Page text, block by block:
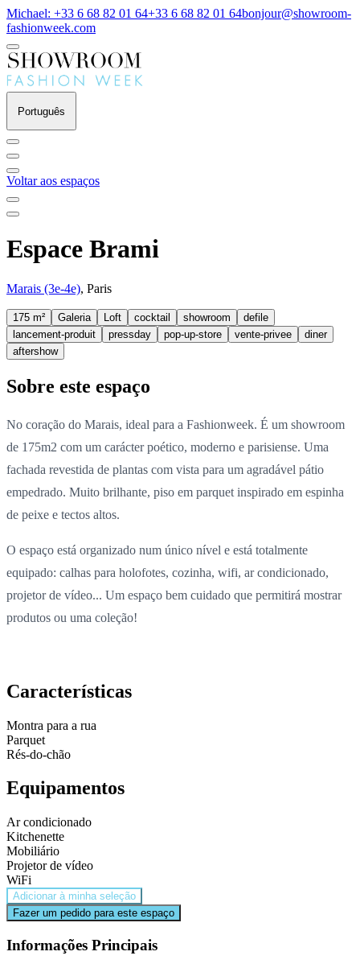
Michael: +33 6 68 82 01 64+33 6 68 82 01 64bonjour@showroom-
fashionweek.com
Português
Voltar aos espaços
Espace Brami
Marais (3e-4e), Paris
175 m² Galeria Loft cocktail showroom
defile
lancement-produit
pressday pop-up-store vente-privee
diner
aftershow
Sobre este espaço
No coração do Marais, ideal para a Fashionweek. É um showroom
de 175m2 com um carácter poético, moderno e parisiense. Uma
fachada revestida de plantas com vista para um agradável pátio
empedrado. Muito brilhante, piso em parquet inspirado em espinha
de peixe e tectos altos.
O espaço está organizado num único nível e está totalmente
equipado: calhas para holofotes, cozinha, wifi, ar condicionado,
projetor de vídeo... Um espaço bem cuidado que permitirá mostrar
produtos ou uma coleção!
Características
Montra para a rua
Parquet
Rés-do-chão
Equipamentos
Ar condicionado
Kitchenette
Mobiliário
Projetor de vídeo
WiFi
Adicionar à minha seleção
Fazer um pedido para este espaço
Informações Principais